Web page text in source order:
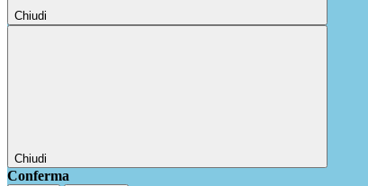
Chiudi
Chiudi
Conferma